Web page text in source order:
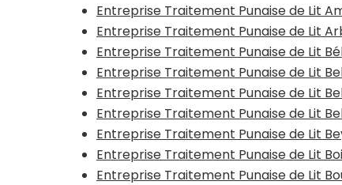
Entreprise Traitement Punaise de Lit
Entreprise Traitement Punaise de Lit
Entreprise Traitement Punaise de Lit
Entreprise Traitement Punaise de Lit
Entreprise Traitement Punaise de Lit
Entreprise Traitement Punaise de Lit
Entreprise Traitement Punaise de Lit
Entreprise Traitement Punaise de Lit
Entreprise Traitement Punaise de Lit